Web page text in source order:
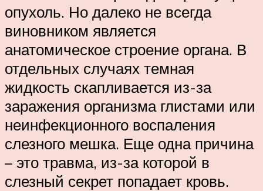
опухоль. Но далеко не всегда
виновником является
анатомическое строение органа. В
отдельных случаях темная
жидкость скапливается из-за
заражения организма глистами или
неинфекционного воспаления
слезного мешка. Еще одна причина
– это травма, из-за которой в
слезный секрет попадает кровь.